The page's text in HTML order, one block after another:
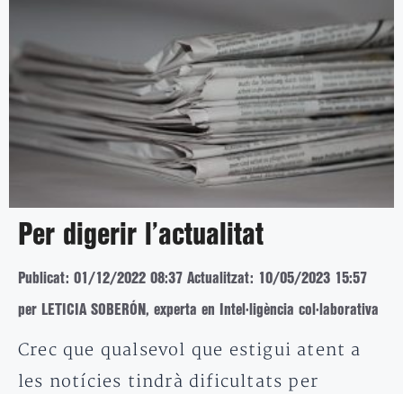
Per digerir l’actualitat
Publicat: 01/12/2022 08:37 Actualitzat: 10/05/2023 15:57
per LETICIA SOBERÓN, experta en Intel·ligència col·laborativa
Crec que qualsevol que estigui atent a
les notícies tindrà dificultats per